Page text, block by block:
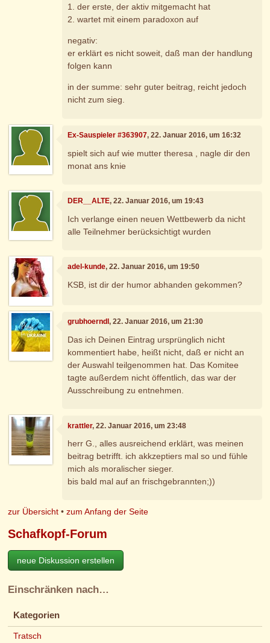
1. der erste, der aktiv mitgemacht hat
2. wartet mit einem paradoxon auf
negativ:
er erklärt es nicht soweit, daß man der handlung
folgen kann
in der summe: sehr guter beitrag, reicht jedoch
nicht zum sieg.
Ex-Sauspieler #363907, 22. Januar 2016, um 16:32
spielt sich auf wie mutter theresa , nagle dir den
monat ans knie
DER__ALTE, 22. Januar 2016, um 19:43
Ich verlange einen neuen Wettbewerb da nicht
alle Teilnehmer berücksichtigt wurden
adel-kunde, 22. Januar 2016, um 19:50
KSB, ist dir der humor abhanden gekommen?
grubhoerndl, 22. Januar 2016, um 21:30
Das ich Deinen Eintrag ursprünglich nicht
kommentiert habe, heißt nicht, daß er nicht an
der Auswahl teilgenommen hat. Das Komitee
tagte außerdem nicht öffentlich, das war der
Ausschreibung zu entnehmen.
krattler, 22. Januar 2016, um 23:48
herr G., alles ausreichend erklärt, was meinen
beitrag betrifft. ich akkzeptiers mal so und fühle
mich als moralischer sieger.
bis bald mal auf an frischgebrannten;))
zur Übersicht •zum Anfang der Seite
Schafkopf-Forum
neue Diskussion erstellen
Einschränken nach…
Kategorien
Tratsch